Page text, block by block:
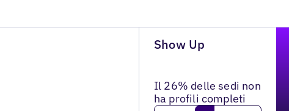
Show Up
Il 26% delle sedi non
ha profili completi